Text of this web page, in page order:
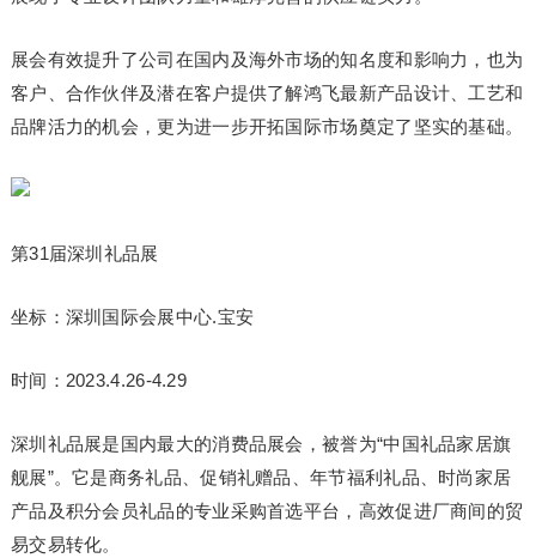
展会有效提升了公司在国内及海外市场的知名度和影响力，也为
客户、合作伙伴及潜在客户提供了解鸿飞最新产品设计、工艺和
品牌活力的机会，更为进一步开拓国际市场奠定了坚实的基础。
第31届深圳礼品展
坐标：深圳国际会展中心.宝安
时间：2023.4.26-4.29
深圳礼品展是国内最大的消费品展会，被誉为“中国礼品家居旗
舰展”。它是商务礼品、促销礼赠品、年节福利礼品、时尚家居
产品及积分会员礼品的专业采购首选平台，高效促进厂商间的贸
易交易转化。